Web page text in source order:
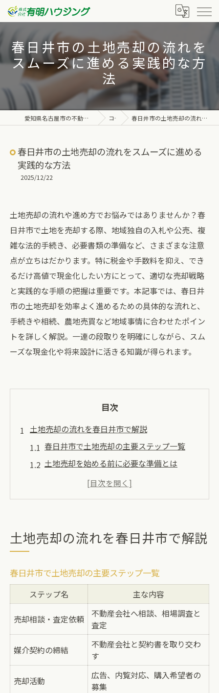
春日井市の土地売却の流れを
スムーズに進める実践的な方
法
愛知県名古屋市の不動産なら株式会社有明ハウジング コラム 春日井市の土地売却の流れをスムーズに進める実践的な方法
春日井市の土地売却の流れをスムーズに進める
実践的な方法
2025/12/22
土地売却の流れや進め方でお悩みではありませんか？春
日井市で土地を売却する際、地域独自の入札や公売、複
雑な法的手続き、必要書類の準備など、さまざまな注意
点が立ちはだかります。特に税金や手数料を抑え、でき
るだけ高値で現金化したい方にとって、適切な売却戦略
と実践的な手順の把握は重要です。本記事では、春日井
市の土地売却を効率よく進めるための具体的な流れと、
手続きや相続、農地売買など地域事情に合わせたポイン
トを詳しく解説。一連の段取りを明確にしながら、スム
ーズな現金化や将来設計に活きる知識が得られます。
目次
土地売却の流れを春日井市で解説
春日井市で土地売却の主要ステップ一覧
土地売却を始める前に必要な準備とは
春日井市で土地売却時に注意すべき点
土地売却の流れを理解するコツ
愛知県春日井市で土地売却を進めるコツ
土地売却の成功に向けた事前準備チェック
表
土地売却時に役立つ専門家相談の活用術
売却時に押さえておきたい税金と手数料
仲介と買取の違いを知って土地売却を選ぶ
スムーズな土地売却の秘訣とは春日井市編
スムーズな土地売却のための段取り比較
土地売却の流れを春日井市で解説
春日井市で土地売却の主要ステップ一覧
ステップ名 主な内容
売却相談・査定依頼
不動産会社へ相談、相場調査と
査定
媒介契約の締結
不動産会社と契約書を取り交わ
す
売却活動
広告、内覧対応、購入希望者の
募集